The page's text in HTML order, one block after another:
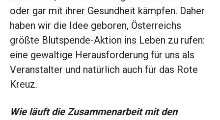
oder gar mit ihrer Gesundheit kämpfen. Daher
haben wir die Idee geboren, Österreichs
größte Blutspende-Aktion ins Leben zu rufen:
eine gewaltige Herausforderung für uns als
Veranstalter und natürlich auch für das Rote
Kreuz.
Wie läuft die Zusammenarbeit mit den